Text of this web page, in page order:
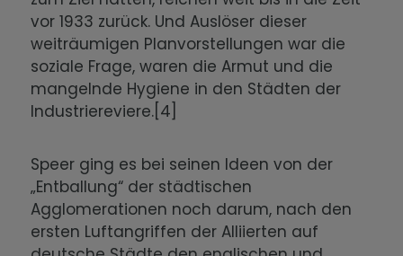
vor 1933 zurück. Und Auslöser dieser
weiträumigen Planvorstellungen war die
soziale Frage, waren die Armut und die
mangelnde Hygiene in den Städten der
Industriereviere.[4]
Speer ging es bei seinen Ideen von der
„Entballung“ der städtischen
Agglomerationen noch darum, nach den
ersten Luftangriffen der Alliierten auf